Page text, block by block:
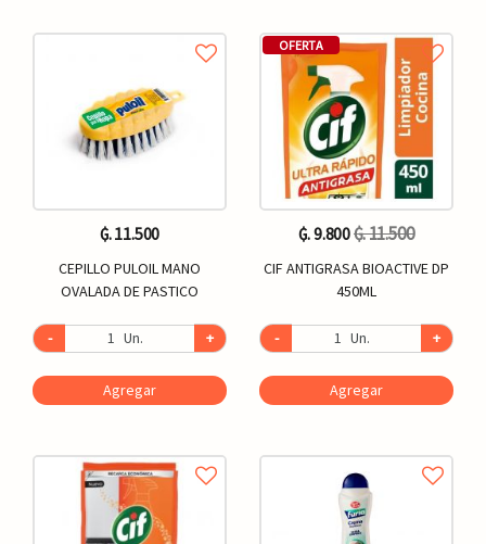
₲. 11.500
CEPILLO PULOIL MANO
OVALADA DE PASTICO
- Un. +
Agregar
OFERTA
₲. 9.800₲. 11.500
CIF ANTIGRASA BIOACTIVE DP
450ML
- Un. +
Agregar